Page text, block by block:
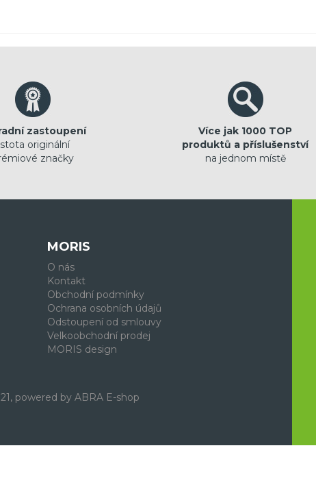
zastoupení
originální
značky
Více jak 1000 TOP
produktů a příslušenství
na jednom místě
MORIS
O nás
Kontakt
Obchodní podmínky
Ochrana osobních údajů
Odstoupení od smlouvy
Velkoobchodní prodej
MORIS design
powered by ABRA E-shop